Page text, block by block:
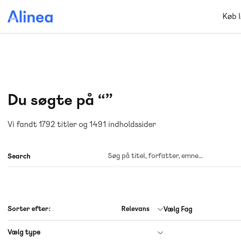
hovedindhold
Køb
Du søgte på “”
Vi fandt 1792titler og 1491 indholdssider
Search
Relevans Vælg Fag
Vælg type